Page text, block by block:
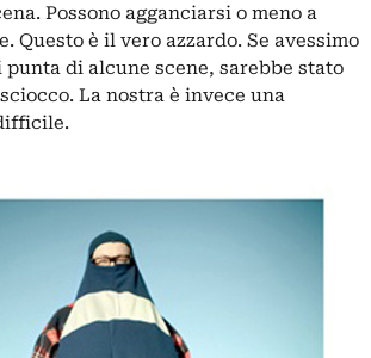
Possono agganciarsi o meno a
Questo è il vero azzardo. Se avessimo
di alcune scene, sarebbe stato
La nostra è invece una